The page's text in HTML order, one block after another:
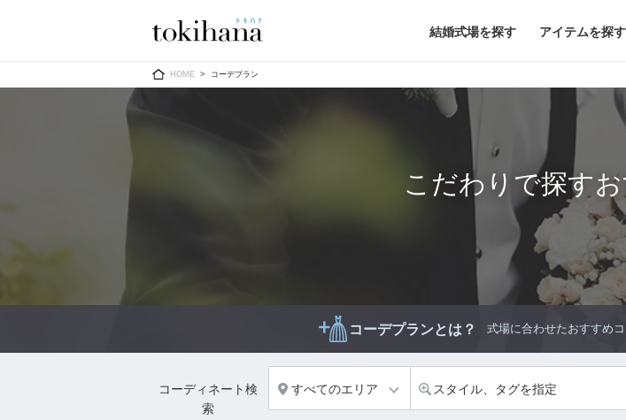
結婚式場を探す アイテムを探す
Ring
和装
メンズ
小物
ブーケ
会場装花
すべてのアイテム
フラワーショップ一覧
HOME コーデプラン
こだわりで探す
コーデプランとは？ 式場に合わせたおすすめ
コーディネート検
索
すべてのエリア スタイル、タグを指定